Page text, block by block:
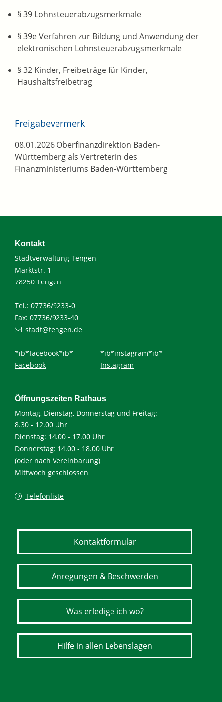
§ 39 Lohnsteuerabzugsmerkmale
§ 39e Verfahren zur Bildung und Anwendung der
elektronischen Lohnsteuerabzugsmerkmale
§ 32 Kinder, Freibeträge für Kinder,
Haushaltsfreibetrag
Freigabevermerk
08.01.2026 Oberfinanzdirektion Baden-
Württemberg als Vertreterin des
Finanzministeriums Baden-Württemberg
Kontakt
Stadtverwaltung Tengen
Marktstr. 1
78250 Tengen
Tel.: 07736/9233-0
Fax: 07736/9233-40
stadt@tengen.de
*ib*facebook*ib*
Facebook
*ib*instagram*ib*
Instagram
Öffnungszeiten Rathaus
Montag, Dienstag, Donnerstag und Freitag:
8.30 - 12.00 Uhr
Dienstag: 14.00 - 17.00 Uhr
Donnerstag: 14.00 - 18.00 Uhr
(oder nach Vereinbarung)
Mittwoch geschlossen
Telefonliste
Kontaktformular
Anregungen & Beschwerden
Was erledige ich wo?
Hilfe in allen Lebenslagen